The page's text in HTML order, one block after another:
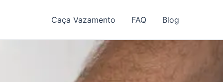
Caça Vazamento FAQ Blog